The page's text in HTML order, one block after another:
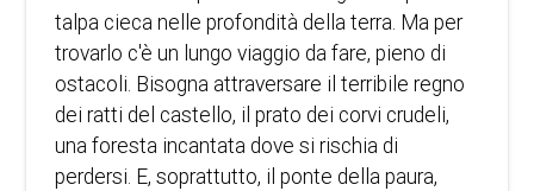
talpa cieca nelle profondità della terra. Ma per
trovarlo c'è un lungo viaggio da fare, pieno di
ostacoli. Bisogna attraversare il terribile regno
dei ratti del castello, il prato dei corvi crudeli,
una foresta incantata dove si rischia di
perdersi. E, soprattutto, il ponte della paura,